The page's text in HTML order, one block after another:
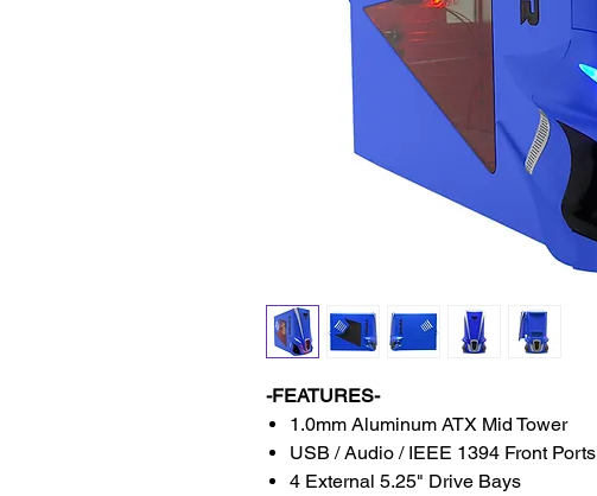
-FEATURES-
1.0mm Aluminum ATX Mid Tower
USB / Audio / IEEE 1394 Front Ports
4 External 5.25" Drive Bays